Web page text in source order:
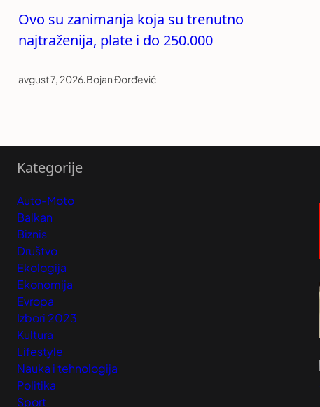
Ovo su zanimanja koja su trenutno
najtraženija, plate i do 250.000
avgust 7, 2026.Bojan Đorđević
Kategorije
Auto-Moto
Balkan
Biznis
Društvo
Ekologija
Ekonomija
Evropa
Izbori 2023
Kultura
Lifestyle
Nauka i tehnologija
Politika
Sport